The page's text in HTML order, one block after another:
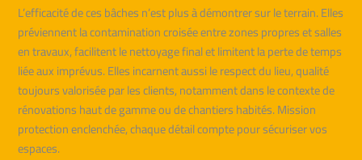
L’efficacité de ces bâches n’est plus à démontrer sur le terrain. Elles
préviennent la contamination croisée entre zones propres et salles
en travaux, facilitent le nettoyage final et limitent la perte de temps
liée aux imprévus. Elles incarnent aussi le respect du lieu, qualité
toujours valorisée par les clients, notamment dans le contexte de
rénovations haut de gamme ou de chantiers habités. Mission
protection enclenchée, chaque détail compte pour sécuriser vos
espaces.